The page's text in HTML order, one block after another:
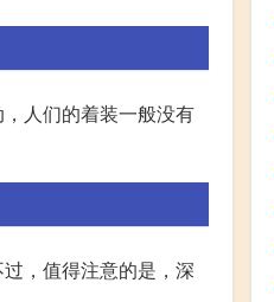
人们的着装一般没有
，值得注意的是，深